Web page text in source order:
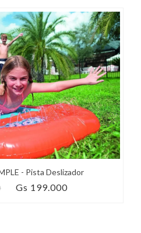
- Pista Deslizador
Gs 199.000